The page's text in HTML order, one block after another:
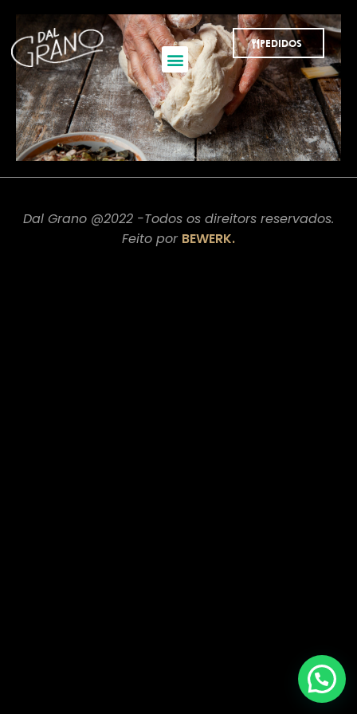
PEDIDOS
Dal Grano @2022 -Todos os direitors reservados.
Feito por BEWERK.